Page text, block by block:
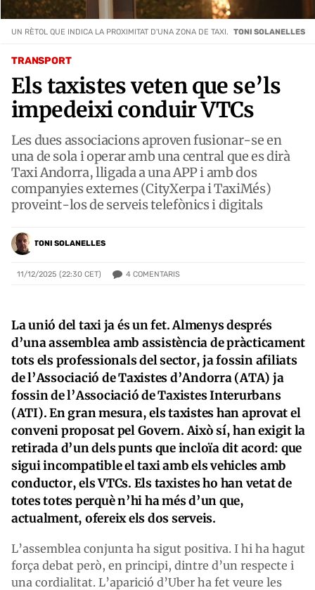
TRANSPORT
Els taxistes veten que se’ls
impedeixi conduir VTCs
Les dues associacions aproven fusionar-se en
una de sola i operar amb una central que es dirà
Taxi Andorra, lligada a una APP i amb dos
companyies externes (CityXerpa i TaxiMés)
proveint-los de serveis telefònics i digitals
TONI SOLANELLES
11/12/2025 (22:30 CET) 4 COMENTARIS
UN RÈTOL QUE INDICA LA PROXIMITAT D'UNA ZONA DE TAXI. TONI SOLANELLES
La unió del taxi ja és un fet. Almenys després
d’una assemblea amb assistència de pràcticament
tots els professionals del sector, ja fossin afiliats
de l’Associació de Taxistes d’Andorra (ATA) ja
fossin de l’Associació de Taxistes Interurbans
(ATI). En gran mesura, els taxistes han aprovat el
conveni proposat pel Govern. Això sí, han exigit la
retirada d’un dels punts que incloïa dit acord: que
sigui incompatible el taxi amb els vehicles amb
conductor, els VTCs. Els taxistes ho han vetat de
totes totes perquè n’hi ha més d’un que,
actualment, ofereix els dos serveis.
L’assemblea conjunta ha sigut positiva. I hi ha hagut
força debat però, en principi, dintre d’un respecte i
una cordialitat. L’aparició d’Uber ha fet veure les